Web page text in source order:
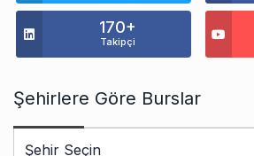
170+
Takipçi
Şehirlere Göre Burslar